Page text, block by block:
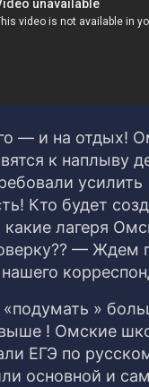
— и на отдых!
к наплыву
усилить
Кто будет
лагеря
— Ждем
«подумать »
! Омские
ЕГЭ по
основной и